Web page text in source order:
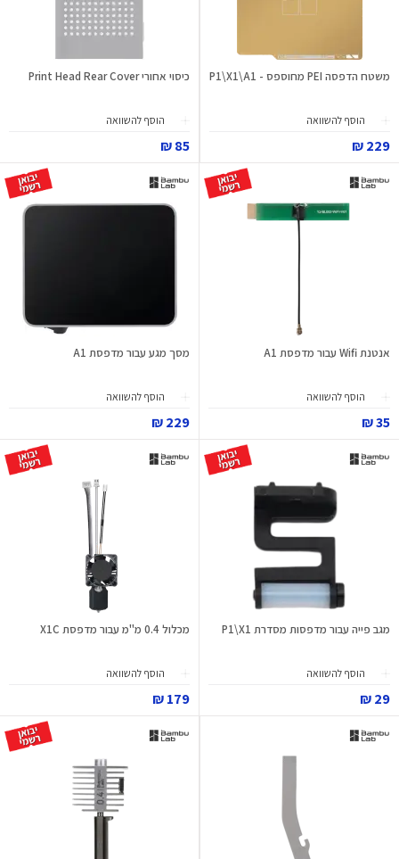
משטח הדפסה PEI מחוספס - P1\X1\A1
הוסף להשוואה
229 ₪
כיסוי אחורי Print Head Rear Cover
הוסף להשוואה
85 ₪
אנטנת Wifi עבור מדפסת A1
הוסף להשוואה
35 ₪
מסך מגע עבור מדפסת A1
הוסף להשוואה
229 ₪
מגב פייה עבור מדפסות מסדרת P1\X1
הוסף להשוואה
29 ₪
מכלול 0.4 מ"מ עבור מדפסת X1C
הוסף להשוואה
179 ₪